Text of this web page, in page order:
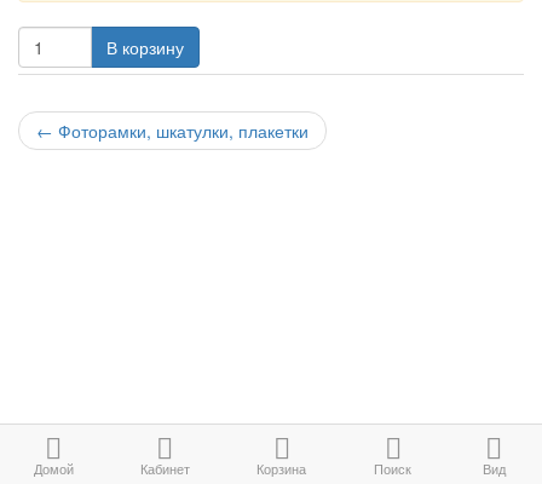
В корзину
← Фоторамки, шкатулки, плакетки
Домой Кабинет Корзина Поиск Вид